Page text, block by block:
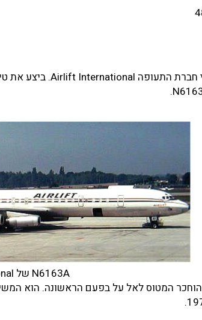
N6163A של Airlift International
ב-17 לינואר 1979 הוחכר המטוס לאל על בפעם